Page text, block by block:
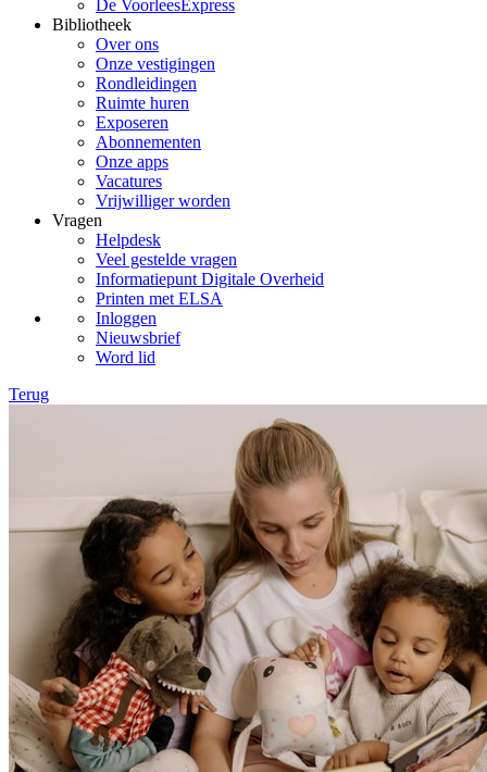
De VoorleesExpress
Bibliotheek
Over ons
Onze vestigingen
Rondleidingen
Ruimte huren
Exposeren
Abonnementen
Onze apps
Vacatures
Vrijwilliger worden
Vragen
Helpdesk
Veel gestelde vragen
Informatiepunt Digitale Overheid
Printen met ELSA
Inloggen
Nieuwsbrief
Word lid
Terug